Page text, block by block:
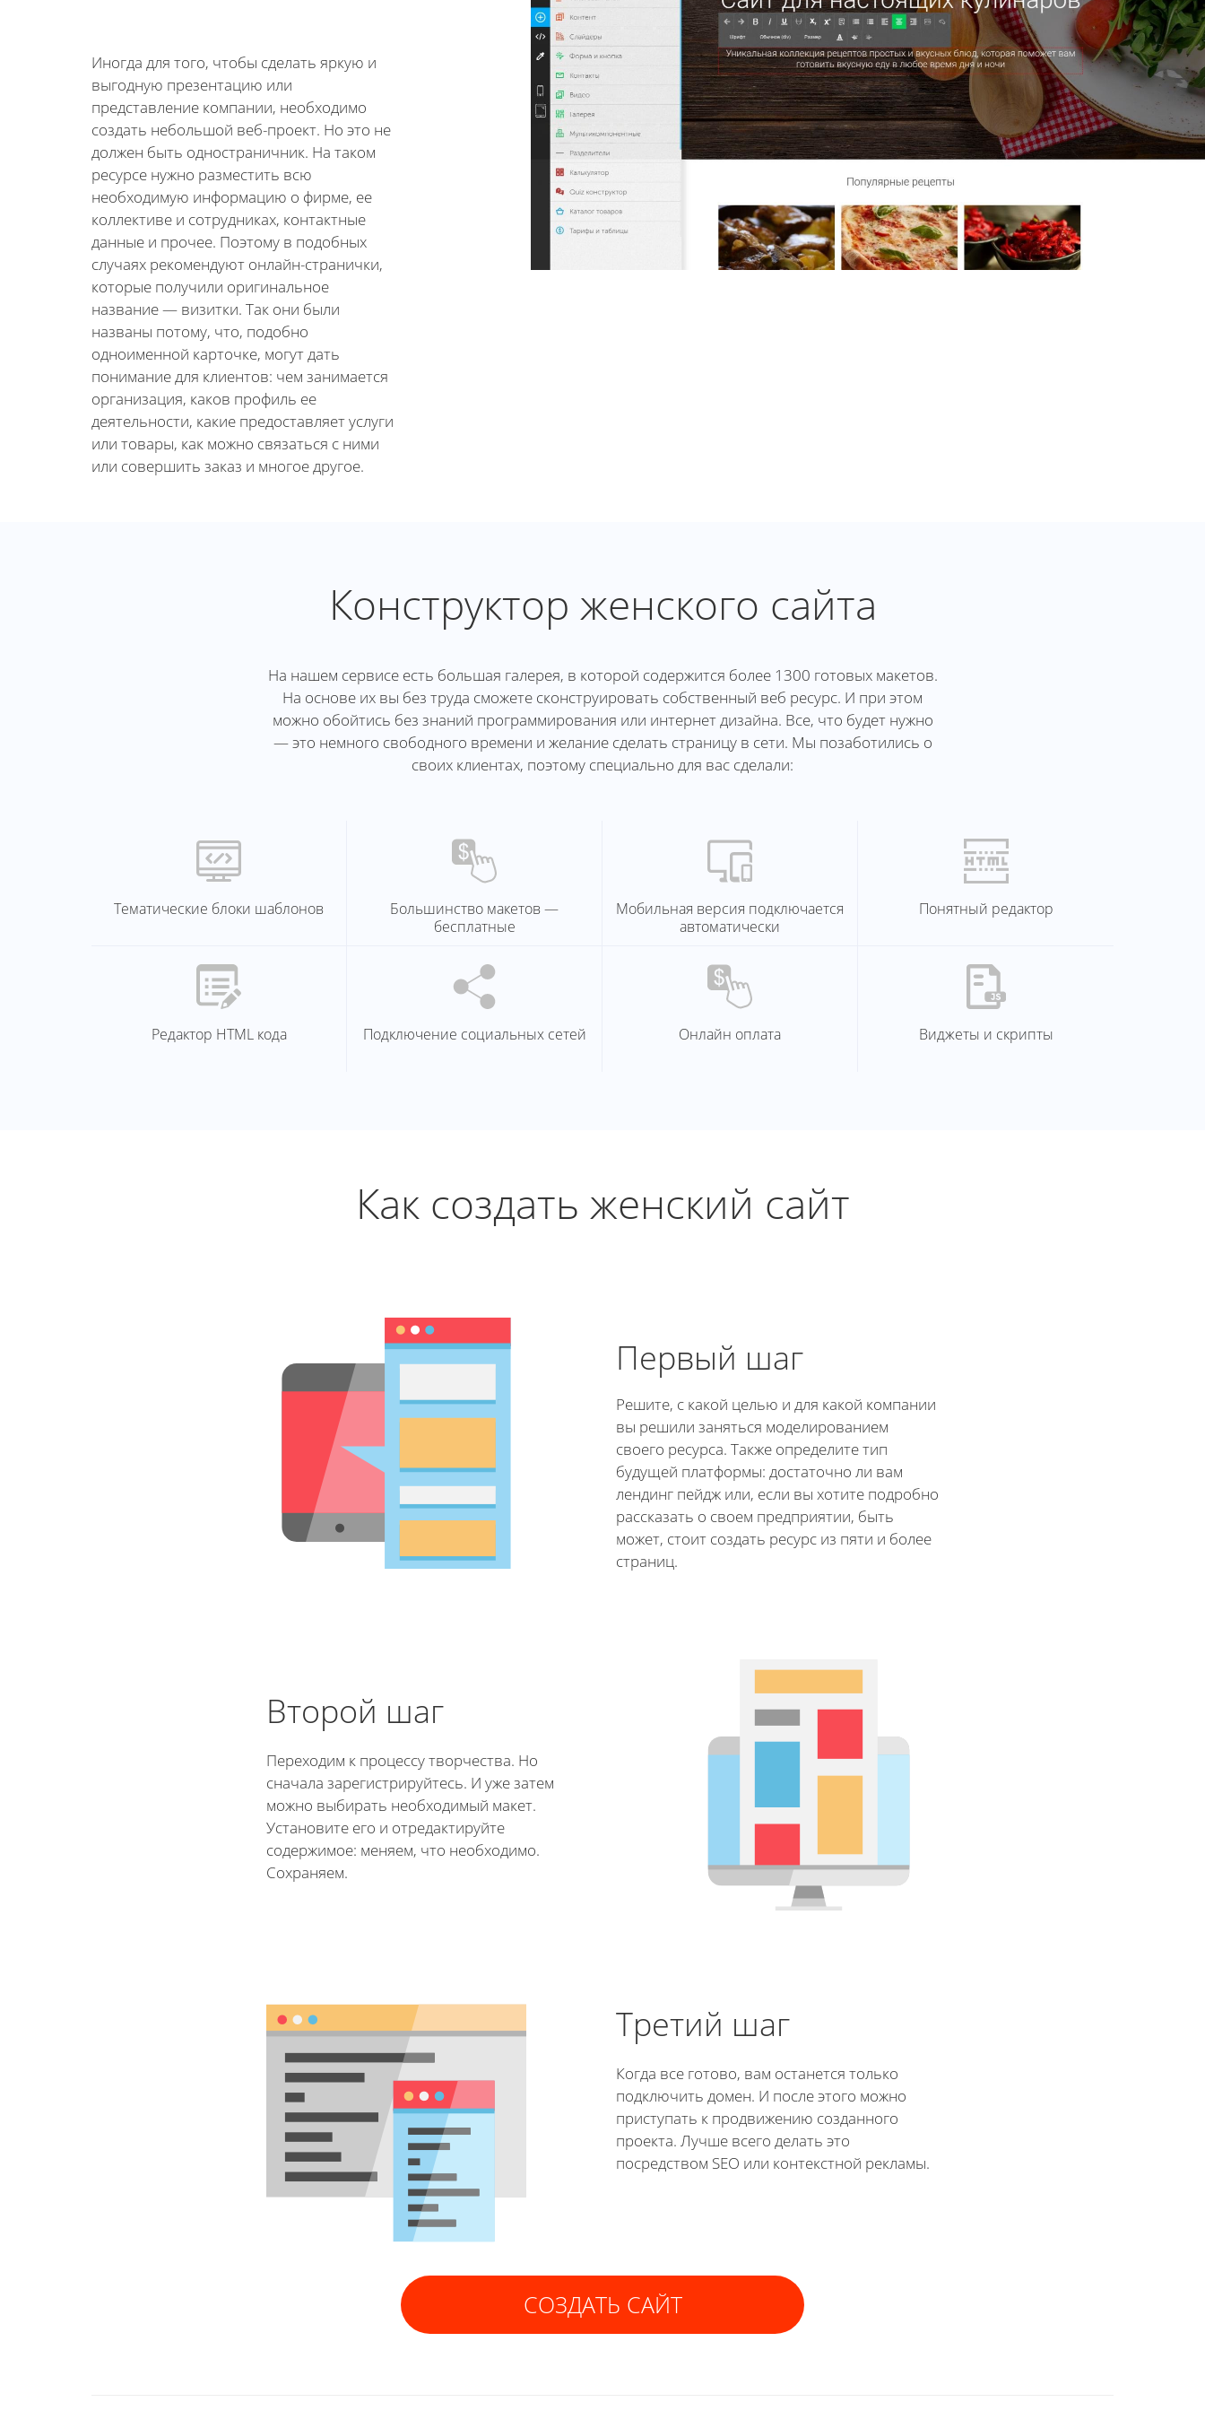
Иногда для того, чтобы сделать яркую и
выгодную презентацию или
представление компании, необходимо
создать небольшой веб-проект. Но это не
должен быть одностраничник. На таком
ресурсе нужно разместить всю
необходимую информацию о фирме, ее
коллективе и сотрудниках, контактные
данные и прочее. Поэтому в подобных
случаях рекомендуют онлайн-странички,
которые получили оригинальное
название — визитки. Так они были
названы потому, что, подобно
одноименной карточке, могут дать
понимание для клиентов: чем занимается
организация, каков профиль ее
деятельности, какие предоставляет услуги
или товары, как можно связаться с ними
или совершить заказ и многое другое.
Конструктор женского сайта
На нашем сервисе есть большая галерея, в которой содержится более 1300 готовых макетов.
На основе их вы без труда сможете сконструировать собственный веб ресурс. И при этом
можно обойтись без знаний программирования или интернет дизайна. Все, что будет нужно
— это немного свободного времени и желание сделать страницу в сети. Мы позаботились о
своих клиентах, поэтому специально для вас сделали:
Тематические блоки шаблонов
Большинство макетов —
бесплатные
Мобильная версия подключается
автоматически
Понятный редактор
Редактор HTML кода Подключение социальных сетей Онлайн оплата Виджеты и скрипты
Как создать женский сайт
Первый шаг
Решите, с какой целью и для какой компании
вы решили заняться моделированием
своего ресурса. Также определите тип
будущей платформы: достаточно ли вам
лендинг пейдж или, если вы хотите подробно
рассказать о своем предприятии, быть
может, стоит создать ресурс из пяти и более
страниц.
Второй шаг
Переходим к процессу творчества. Но
сначала зарегистрируйтесь. И уже затем
можно выбирать необходимый макет.
Установите его и отредактируйте
содержимое: меняем, что необходимо.
Сохраняем.
Третий шаг
Когда все готово, вам останется только
подключить домен. И после этого можно
приступать к продвижению созданного
проекта. Лучше всего делать это
посредством SEO или контекстной рекламы.
СОЗДАТЬ САЙТ